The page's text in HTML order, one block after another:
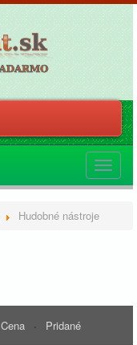
Toggle
Hudobné nástroje
Cena
Pridané